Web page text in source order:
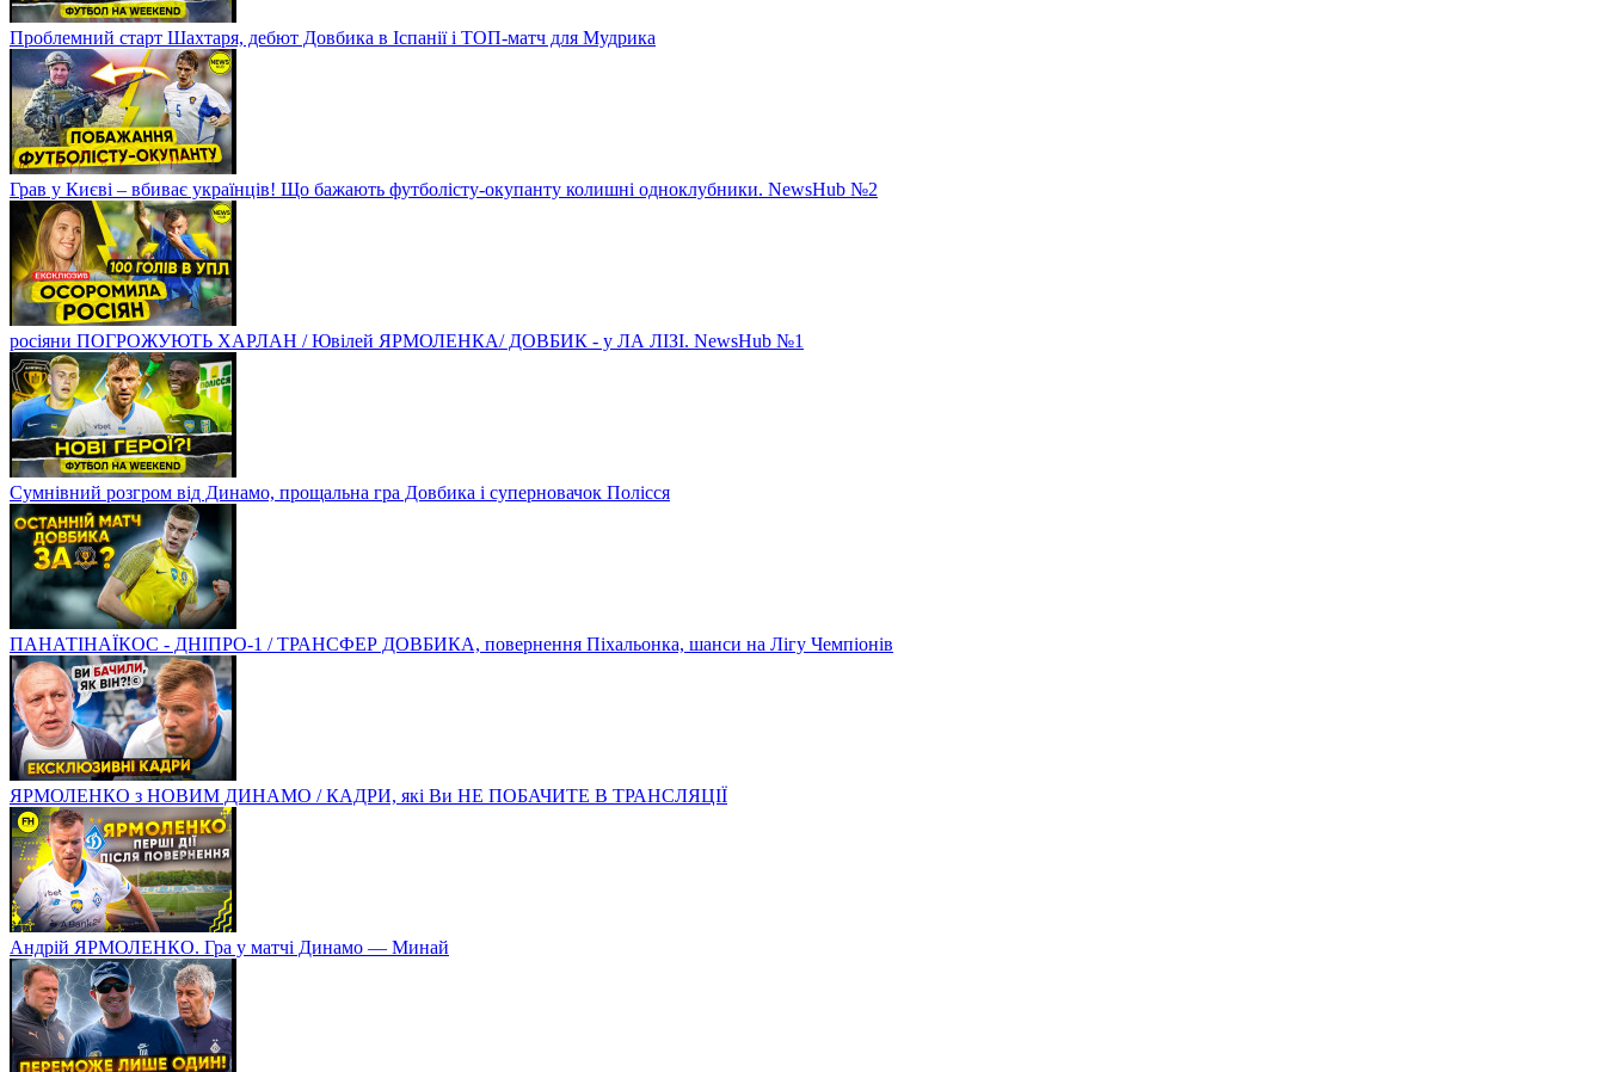
Проблемний старт Шахтаря, дебют Довбика в Іспанії і ТОП-матч для Мудрика
Грав у Києві – вбиває українців! Що бажають футболісту-окупанту колишні одноклубники. NewsHub №2
росіяни ПОГРОЖУЮТЬ ХАРЛАН / Ювілей ЯРМОЛЕНКА/ ДОВБИК - у ЛА ЛІЗІ. NewsHub №1
Сумнівний розгром від Динамо, прощальна гра Довбика і суперновачок Полісся
ПАНАТІНАЇКОС - ДНІПРО-1 / ТРАНСФЕР ДОВБИКА, повернення Піхальонка, шанси на Лігу Чемпіонів
ЯРМОЛЕНКО з НОВИМ ДИНАМО / КАДРИ, які Ви НЕ ПОБАЧИТЕ В ТРАНСЛЯЦІЇ
Андрій ЯРМОЛЕНКО. Гра у матчі Динамо — Минай